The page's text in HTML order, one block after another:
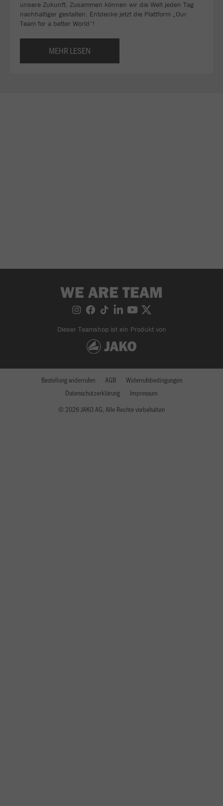
unsere Zukunft. Zusammen können wir die Welt jeden Tag
nachhaltiger gestalten. Entdecke jetzt die Plattform „Our
Team for a better World“!
MEHR LESEN
WE ARE TEAM
Dieser Teamshop ist ein Produkt von
© 2026 JAKO AG, Alle Rechte vorbehalten
Bestellung widerrufen AGB
Widerrufsbedingungen
Datenschutzerklärung
Impressum